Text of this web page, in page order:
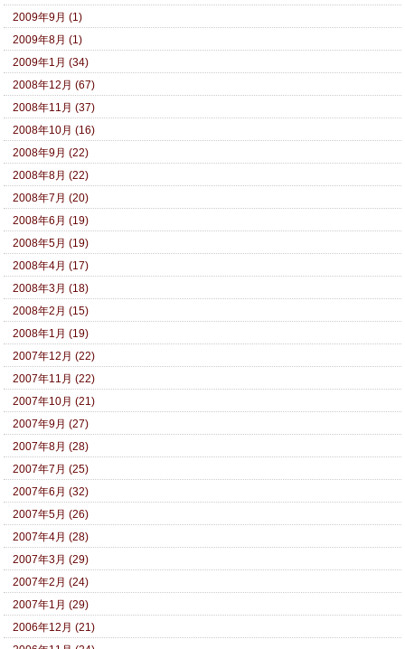
2009年9月 (1)
2009年8月 (1)
2009年1月 (34)
2008年12月 (67)
2008年11月 (37)
2008年10月 (16)
2008年9月 (22)
2008年8月 (22)
2008年7月 (20)
2008年6月 (19)
2008年5月 (19)
2008年4月 (17)
2008年3月 (18)
2008年2月 (15)
2008年1月 (19)
2007年12月 (22)
2007年11月 (22)
2007年10月 (21)
2007年9月 (27)
2007年8月 (28)
2007年7月 (25)
2007年6月 (32)
2007年5月 (26)
2007年4月 (28)
2007年3月 (29)
2007年2月 (24)
2007年1月 (29)
2006年12月 (21)